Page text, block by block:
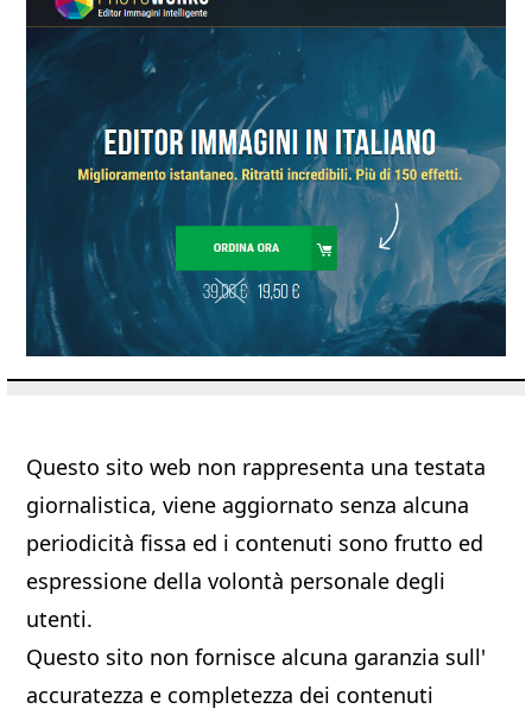
Questo sito web non rappresenta una testata
giornalistica, viene aggiornato senza alcuna
periodicità fissa ed i contenuti sono frutto ed
espressione della volontà personale degli
utenti.
Questo sito non fornisce alcuna garanzia sull'
accuratezza e completezza dei contenuti